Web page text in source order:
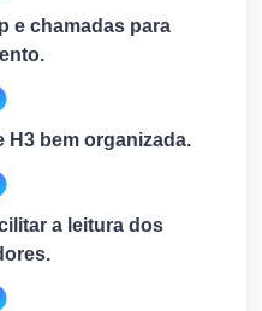
e chamadas para
H3 bem organizada.
a leitura dos